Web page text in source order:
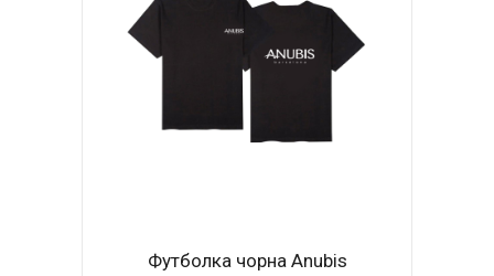
Футболка чорна Anubis